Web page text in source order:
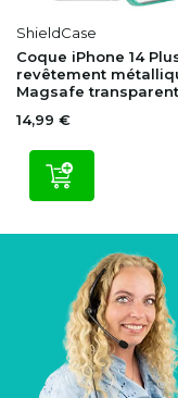
ShieldCase
Coque iPhone 14
revêtement
Magsafe
14,99 €